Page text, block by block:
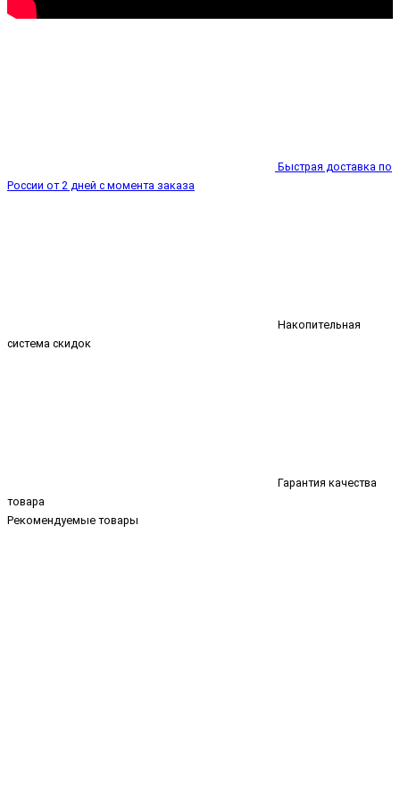
Быстрая доставка по
России от 2 дней с момента заказа
Накопительная
система скидок
Гарантия качества
товара
Рекомендуемые товары